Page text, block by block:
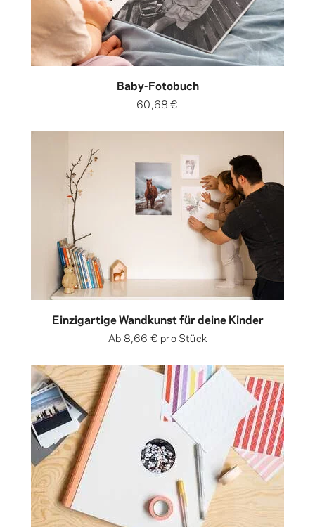
Baby-Fotobuch
60,68 €
Einzigartige Wandkunst für deine Kinder
Ab 8,66 € pro Stück